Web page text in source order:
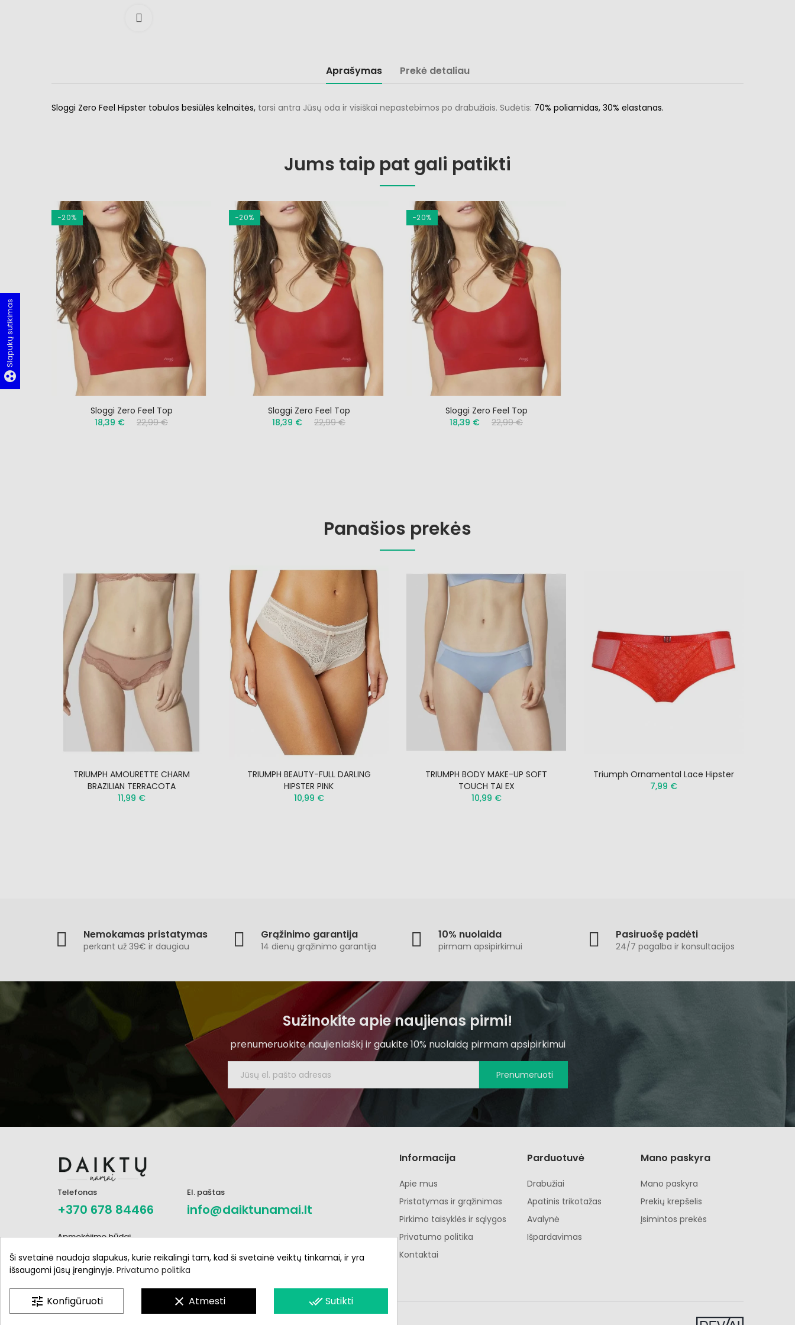
Aprašymas Prekė detaliau
Sloggi Zero Feel Hipster tobulos besiūlės kelnaitės, tarsi antra Jūsų oda ir visiškai nepastebimos po drabužiais. Sudėtis: 70% poliamidas, 30% elastanas.
Jums taip pat gali patikti
−20%
Sloggi Zero Feel Top
18,39 €
22,99 €
−20%
Sloggi Zero Feel Top
18,39 €
22,99 €
−20%
Sloggi Zero Feel Top
18,39 €
22,99 €
Panašios prekės
TRIUMPH AMOURETTE CHARM
BRAZILIAN TERRACOTA
11,99 €
TRIUMPH BEAUTY-FULL DARLING
HIPSTER PINK
10,99 €
TRIUMPH BODY MAKE-UP SOFT
TOUCH TAI EX
10,99 €
Triumph Ornamental Lace Hipster
7,99 €
Nemokamas pristatymas
perkant už 39€ ir daugiau
Grąžinimo garantija
14 dienų grąžinimo garantija
10% nuolaida
pirmam apsipirkimui
Pasiruošę padėti
24/7 pagalba ir konsultacijos
Sužinokite apie naujienas pirmi!
prenumeruokite naujienlaiškį ir gaukite 10% nuolaidą pirmam apsipirkimui
Prenumeruoti
Telefonas
+370 678 84466
El. paštas
info@daiktunamai.lt
Apmokėjimo būdai
Informacija
Apie mus
Pristatymas ir grąžinimas
Pirkimo taisyklės ir sąlygos
Privatumo politika
Kontaktai
Parduotuvė
Drabužiai
Apatinis trikotažas
Avalynė
Išpardavimas
Mano paskyra
Mano paskyra
Prekių krepšelis
Įsimintos prekės
Ši svetainė naudoja slapukus, kurie reikalingi tam, kad ši svetainė veiktų tinkamai, ir yra
išsaugomi jūsų įrenginyje. Privatumo politika
tune Konfigūruoti clear Atmesti done_allSutikti
group_work
Slapukų sutikimas